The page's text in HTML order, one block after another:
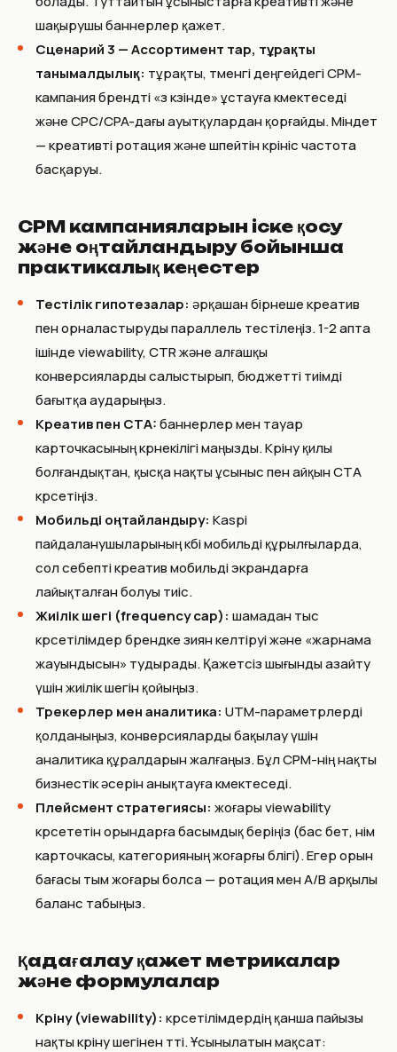
шақырушы баннерлер қажет.
Сценарий 3 — Ассортимент тар, тұрақты
танымалдылық: тұрақты, төменгі деңгейдегі CPM-
кампания брендті «өз көзінде» ұстауға көмектеседі
және CPC/CPA-дағы ауытқулардан қорғайды. Міндет
— креативті ротация және өшпейтін көрініс частота
басқаруы.
CPM кампанияларын іске қосу
және оңтайландыру бойынша
практикалық кеңестер
Тестілік гипотезалар: әрқашан бірнеше креатив
пен орналастыруды параллель тестілеңіз. 1-2 апта
ішінде viewability, CTR және алғашқы
конверсияларды салыстырып, бюджетті тиімді
бағытқа аударыңыз.
Креатив пен CTA:баннерлер мен тауар
карточкасының көрнекілігі маңызды. Көріну қилы
болғандықтан, қысқа нақты ұсыныс пен айқын CTA
көрсетіңіз.
Мобильді оңтайландыру: Kaspi
пайдаланушыларының көбі мобильді құрылғыларда,
сол себепті креатив мобильді экрандарға
лайықталған болуы тиіс.
Жиілік шегі (frequency cap): шамадан тыс
көрсетілімдер брендке зиян келтіруі және «жарнама
жауындысын» тудырады. Қажетсіз шығынды азайту
үшін жиілік шегін қойыңыз.
Трекерлер мен аналитика: UTM-параметрлерді
қолданыңыз, конверсияларды бақылау үшін
аналитика құралдарын жалғаңыз. Бұл CPM-нің нақты
бизнестік әсерін анықтауға көмектеседі.
Плейсмент стратегиясы: жоғары viewability
көрсететін орындарға басымдық беріңіз (бас бет, өнім
карточкасы, категорияның жоғарғы бөлігі). Егер орын
бағасы тым жоғары болса — ротация мен A/B арқылы
баланс табыңыз.
Қадағалау қажет метрикалар
және формулалар
Көріну (viewability): көрсетілімдердің қанша пайызы
нақты көріну шегінен өтті. Ұсынылатын мақсат: